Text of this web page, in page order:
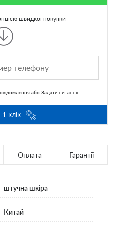
швидкої покупки
або Задати питання
клік
Оплата Гарантії
штучна шкіра
Китай